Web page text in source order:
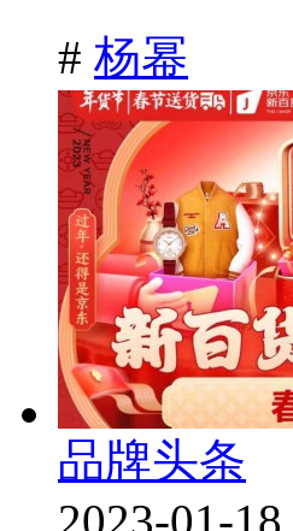
# 杨幂
品牌头条
2023-01-